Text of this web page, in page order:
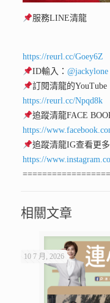
服務LINE清龍
https://reurl.cc/Goey6Z
ID輸入：@jackylone
訂閱清龍的YouTube
https://reurl.cc/Npqd8k
追蹤清龍FACE
https://
追蹤清龍IG查看更
https://
相關文章
10 7 月, 2026